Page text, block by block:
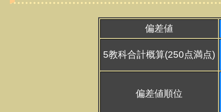
偏差値
5教科合計概算(250点満点)
偏差値順位